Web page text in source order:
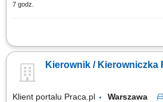
7 godz.
Zakres obowiązków: Kontrola jakości i
zakresie gwarancji, części oraz reklamacji;
operacyjnych w przydzielonym regionie;
Kierownik / Kierowniczka
Klient portalu Praca.pl Warszawa